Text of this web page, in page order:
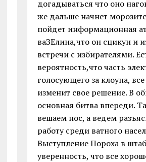
догадываться что оно
же дальше начнет
пойдет информационная
ваЗЕлина,что он сцикун и
встречи с избирателями.
вероятность,что часть
голосующего за клоуна,
изменит свое решение. В
основная битва впереди.
вешаем нос, а ведем
работу среди ватного
Выступление Пороха в
уверенность, что все